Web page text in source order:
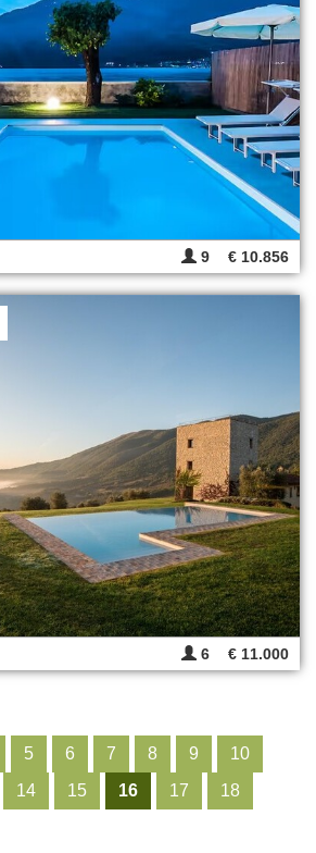
9 € 10.856
6 € 11.000
5 6 7 8 9
10
14 15 16 17 18